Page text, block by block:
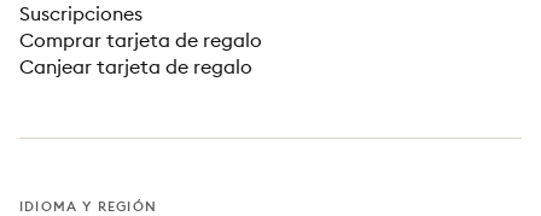
Suscripciones
Comprar tarjeta de regalo
Canjear tarjeta de regalo
IDIOMA Y REGIÓN